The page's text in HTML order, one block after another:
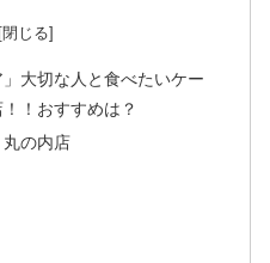
大切な人と食べたいケー
！おすすめは？
丸の内店